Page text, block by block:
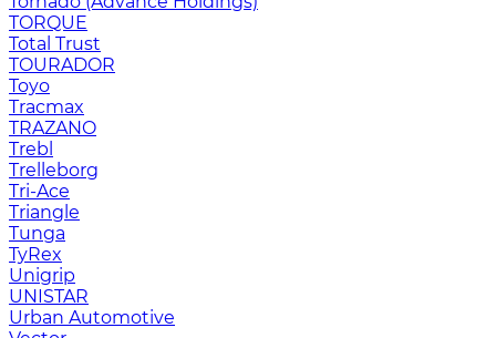
TORQUE
Total Trust
TOURADOR
Toyo
Tracmax
TRAZANO
Trebl
Trelleborg
Tri-Ace
Triangle
Tunga
TyRex
Unigrip
UNISTAR
Urban Automotive